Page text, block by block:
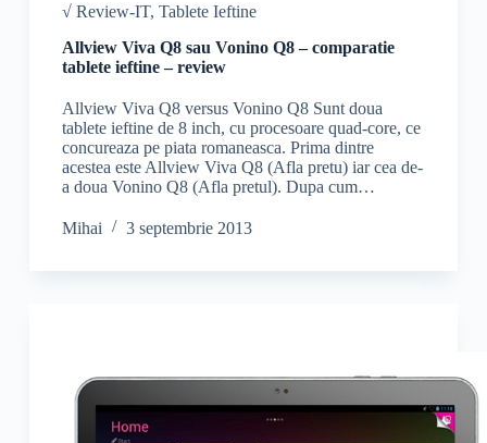
√ Review-IT, Tablete Ieftine
Allview Viva Q8 sau Vonino Q8 – comparatie
tablete ieftine – review
Allview Viva Q8 versus Vonino Q8 Sunt doua
tablete ieftine de 8 inch, cu procesoare quad-core, ce
concureaza pe piata romaneasca. Prima dintre
acestea este Allview Viva Q8 (Afla pretu) iar cea de-
a doua Vonino Q8 (Afla pretul). Dupa cum…
Mihai 3 septembrie 2013